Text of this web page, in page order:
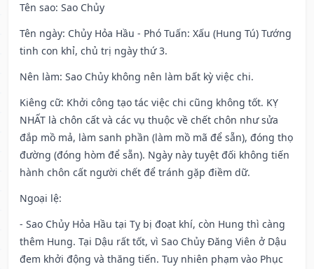
Tên sao: Sao Chủy
Tên ngày: Chủy Hỏa Hầu - Phó Tuấn: Xấu (Hung Tú) Tướng
tinh con khỉ, chủ trị ngày thứ 3.
Nên làm: Sao Chủy không nên làm bất kỳ việc chi.
Kiêng cữ: Khởi công tạo tác việc chi cũng không tốt. KỴ
NHẤT là chôn cất và các vụ thuộc về chết chôn như sửa
đắp mồ mả, làm sanh phần (làm mồ mã để sẵn), đóng thọ
đường (đóng hòm để sẵn). Ngày này tuyệt đối không tiến
hành chôn cất người chết để tránh gặp điềm dữ.
Ngoại lệ:
- Sao Chủy Hỏa Hầu tại Tỵ bị đoạt khí, còn Hung thì càng
thêm Hung. Tại Dậu rất tốt, vì Sao Chủy Đăng Viên ở Dậu
đem khởi động và thăng tiến. Tuy nhiên phạm vào Phục